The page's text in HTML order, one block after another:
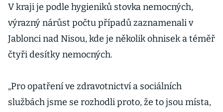
V kraji je podle hygieniků stovka nemocných,
výrazný nárůst počtu případů zaznamenali v
Jablonci nad Nisou, kde je několik ohnisek a téměř
čtyři desítky nemocných.
„Pro opatření ve zdravotnictví a sociálních
službách jsme se rozhodli proto, že to jsou místa,